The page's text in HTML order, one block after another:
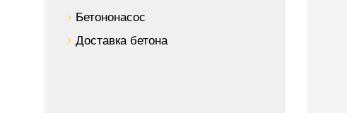
Бетононасос
Доставка бетона